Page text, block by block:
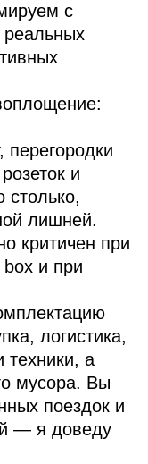
с
перегородки
и
столько,
лишней.
критичен при
и при
логистика,
техники, а
мусора. Вы
поездок и
— я доведу